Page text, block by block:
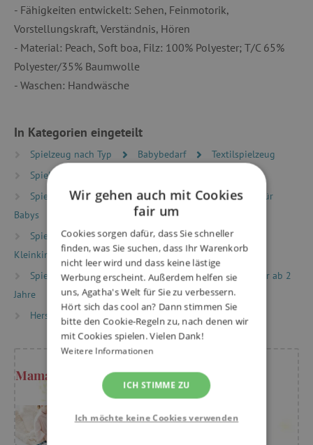
- Fähigkeiten entwickelt: Sehen, Feinmotorik,
Vorstellungskraft, Verständnis, Hören
- Material: Peach, Soft boa, Filz: 100% Polyester; T/C 65%
Polyester/35% Baumwolle
- Waschen: Handwäsche
In Kategorien eingeteilt
Spielzeug nach Typ Babybedarf
Textilspielzeug
Spielzeug nach Typ
Spielzeug nach Alter
Spielzeug und Ausstattung für
Babys
Spielzeug nach Alter
Spiele und Spielzeug für
Kleinkinder
Spielzeug nach Alter
Spiele & Spielzeug für Kinder ab 2
Jahre
Hersteller
Lilliputiens
Mama Kristýna rät
Wir gehen auch mit Cookies
fair um
Cookies sorgen dafür, dass Sie schneller
finden, was Sie suchen, dass Ihr Warenkorb
nicht leer wird und dass keine lästige
Werbung erscheint. Außerdem helfen sie
uns, Agatha's Welt für Sie zu verbessern.
Hört sich das cool an? Dann stimmen Sie
bitte den Cookie-Regeln zu, nach denen wir
mit Cookies spielen. Vielen Dank!
Weitere Informationen
ICH STIMME ZU
Ich möchte keine Cookies verwenden